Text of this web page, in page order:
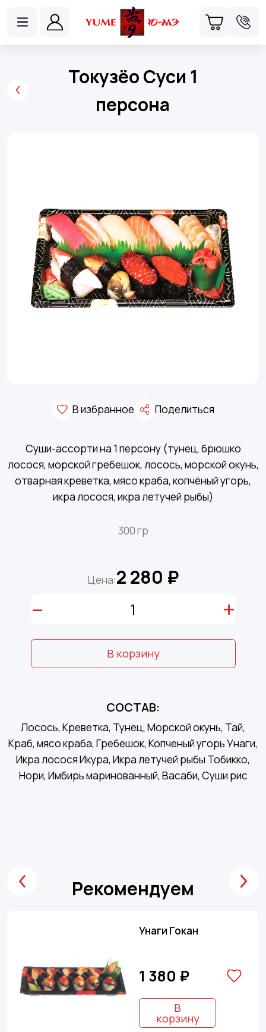
Токузёо Суси 1
персона
В избранное Поделиться
Суши-ассорти на 1 персону (тунец, брюшко
лосося, морской гребешок, лосось, морской окунь,
отварная креветка, мясо краба, копчёный угорь,
икра лосося, икра летучей рыбы)
300 гр
Цена:2 280 ₽
– +
В корзину
СОСТАВ:
Лосось, Креветка, Тунец, Морской окунь, Тай,
Краб, мясо краба, Гребешок, Копченый угорь Унаги,
Икра лосося Икура, Икра летучей рыбы Тобикко,
Нори, Имбирь маринованный, Васаби, Суши рис
Рекомендуем
Унаги Гокан
1 380 ₽
В
корзину